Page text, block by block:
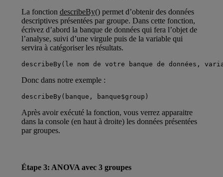
La fonction describeBy()permet d’obtenir des données
descriptives présentées par groupe. Dans cette fonction,
écrivez d’abord la banque de données qui fera l’objet de
l’analyse, suivi d’une virgule puis de la variable qui
servira à catégoriser les résultats.
describeBy(le nom de votre banque de données,
Donc dans notre exemple :
describeBy(banque, banque$group)
Après avoir exécuté la fonction, vous verrez apparaitre
dans la console (en haut à droite) les données présentées
par groupes.
Étape 3: ANOVA avec 3 groupes